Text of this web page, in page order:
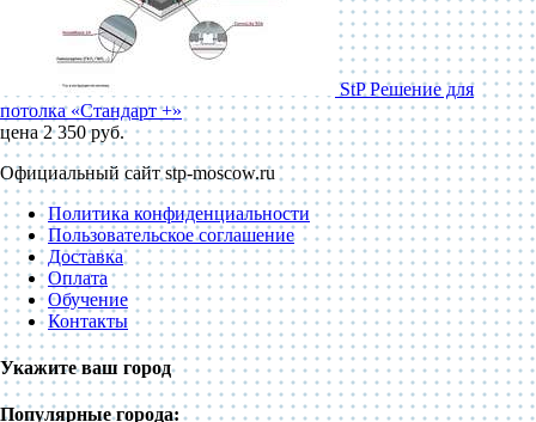
StP Решение для
потолка «Стандарт +»
цена 2 350 руб.
Официальный сайт stp-moscow.ru
Политика конфиденциальности
Пользовательское соглашение
Доставка
Оплата
Обучение
Контакты
Укажите ваш город
Популярные города: